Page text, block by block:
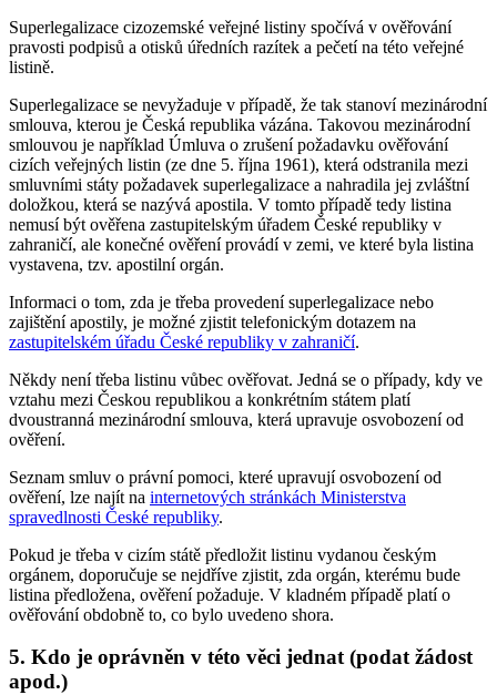
Superlegalizace cizozemské veřejné listiny spočívá v ověřování
pravosti podpisů a otisků úředních razítek a pečetí na této veřejné
listině.
Superlegalizace se nevyžaduje v případě, že tak stanoví mezinárodní
smlouva, kterou je Česká republika vázána. Takovou mezinárodní
smlouvou je například Úmluva o zrušení požadavku ověřování
cizích veřejných listin (ze dne 5. října 1961), která odstranila mezi
smluvními státy požadavek superlegalizace a nahradila jej zvláštní
doložkou, která se nazývá apostila. V tomto případě tedy listina
nemusí být ověřena zastupitelským úřadem České republiky v
zahraničí, ale konečné ověření provádí v zemi, ve které byla listina
vystavena, tzv. apostilní orgán.
Informaci o tom, zda je třeba provedení superlegalizace nebo
zajištění apostily, je možné zjistit telefonickým dotazem na
zastupitelském úřadu České republiky v zahraničí.
Někdy není třeba listinu vůbec ověřovat. Jedná se o případy, kdy ve
vztahu mezi Českou republikou a konkrétním státem platí
dvoustranná mezinárodní smlouva, která upravuje osvobození od
ověření.
Seznam smluv o právní pomoci, které upravují osvobození od
ověření, lze najít na internetových stránkách Ministerstva
spravedlnosti České republiky.
Pokud je třeba v cizím státě předložit listinu vydanou českým
orgánem, doporučuje se nejdříve zjistit, zda orgán, kterému bude
listina předložena, ověření požaduje. V kladném případě platí o
ověřování obdobně to, co bylo uvedeno shora.
5. Kdo je oprávněn v této věci jednat (podat žádost
apod.)